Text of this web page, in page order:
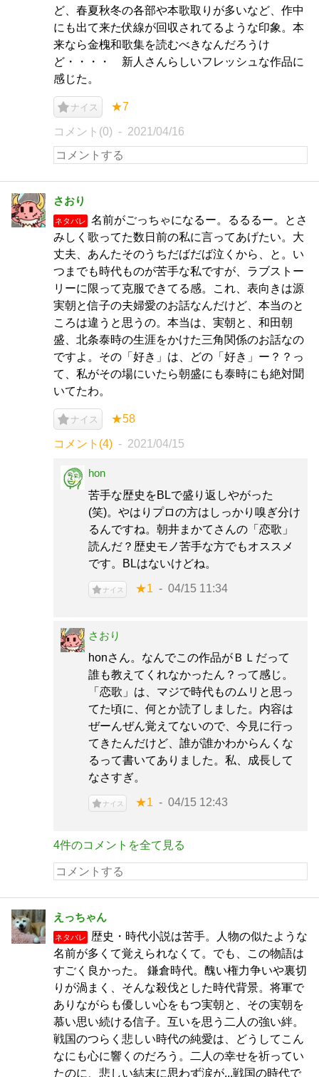
ど、春夏秋冬の各部や本歌取りが多いなど、作中
にも出て来た伏線が回収されてるような印象。本
来なら金槐和歌集を読むべきなんだろうけ
ど・・・・ 新人さんらしいフレッシュな作品に
感じた。
ナイス ★7
コメント(0) 2021/04/16
さおり
ネタバレ
名前がごっちゃになるー。るるるー。とさ
みしく歌ってた数日前の私に言ってあげたい。大
丈夫、あんたそのうちだばだば泣くから、と。い
つまでも時代ものが苦手な私ですが、ラブストー
リーに限って克服できてる感。これ、表向きは源
実朝と信子の夫婦愛のお話なんだけど、本当のと
ころは違うと思うの。本当は、実朝と、和田朝
盛、北条泰時の生涯をかけた三角関係のお話なの
ですよ。その「好き」は、どの「好き」ー？？っ
て、私がその場にいたら朝盛にも泰時にも絶対聞
いてたわ。
ナイス ★58
コメント(4) 2021/04/15
hon
苦手な歴史をBLで盛り返しやがった
(笑)。やはりプロの方はしっかり嗅ぎ分け
るんですね。朝井まかてさんの「恋歌」
読んだ？歴史モノ苦手な方でもオススメ
です。BLはないけどね。
ナイス ★1 04/15 11:34
さおり
honさん。なんでこの作品がＢＬだって
誰も教えてくれなかったん？って感じ。
「恋歌」は、マジで時代ものムリと思っ
てた頃に、何とか読了しました。内容は
ぜーんぜん覚えてないので、今見に行っ
てきたんだけど、誰が誰かわからんくな
るって書いてありました。私、成長して
なさすぎ。
ナイス ★1 04/15 12:43
4件のコメントを全て見る
えっちゃん
ネタバレ
歴史・時代小説は苦手。人物の似たような
名前が多くて覚えられなくて。でも、この物語は
すごく良かった。 鎌倉時代。醜い権力争いや裏切
りが渦まく、そんな殺伐とした時代背景。将軍で
ありながらも優しい心をもつ実朝と、その実朝を
慕い思い続ける信子。互いを思う二人の強い絆。
戦国のつらく悲しい時代の純愛は、どうしてこん
なにも心に響くのだろう。二人の幸せを祈ってい
たのに、悲しい結末に思わず涙が...戦国の時代で